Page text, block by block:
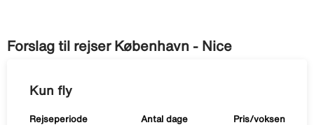
Forslag til rejser København - Nice
Kun fly
Rejseperiode Antal dage Pris/voksen